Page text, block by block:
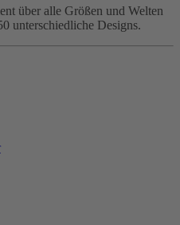
über alle Größen und Welten
unterschiedliche Designs.